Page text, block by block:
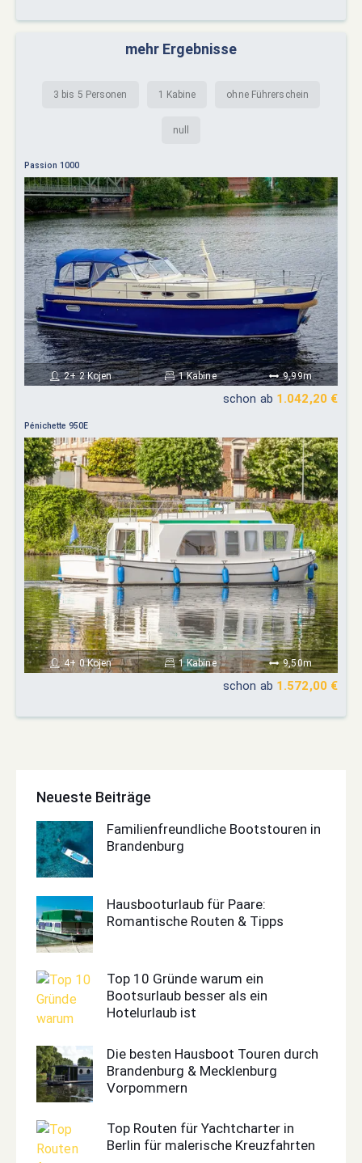
mehr Ergebnisse
3 bis 5 Personen 1 Kabine ohne Führerschein
null
Passion 1000
2+ 2 Kojen 1 Kabine 9,99m
schon ab 1.042,20 €
Pénichette 950E
4+ 0 Kojen 1 Kabine 9,50m
schon ab 1.572,00 €
Neueste Beiträge
Familienfreundliche Bootstouren in
Brandenburg
Hausbooturlaub für Paare:
Romantische Routen & Tipps
Top 10 Gründe warum ein
Bootsurlaub besser als ein
Hotelurlaub ist
Die besten Hausboot Touren durch
Brandenburg & Mecklenburg
Vorpommern
Top Routen für Yachtcharter in
Berlin für malerische Kreuzfahrten